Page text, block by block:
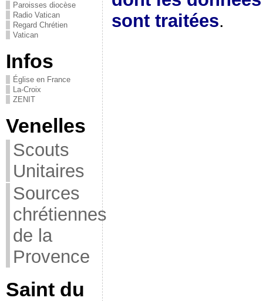
Paroisses diocèse
Radio Vatican
Regard Chrétien
Vatican
Infos
Église en France
La-Croix
ZENIT
Venelles
Scouts
Unitaires
Sources
chrétiennes
de la
Provence
Saint du
sont traitées.